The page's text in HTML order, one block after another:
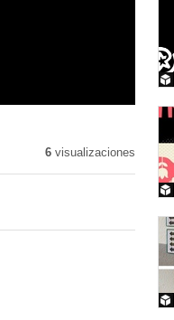
6visualizaciones